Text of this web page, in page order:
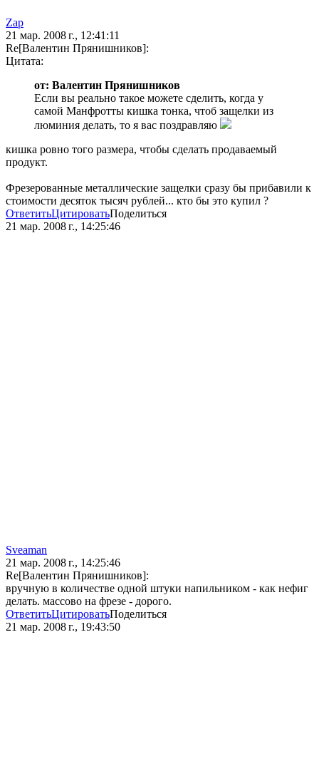
Zap
21 мар. 2008 г., 12:41:11
Re[Валентин Прянишников]:
Цитата:
от: Валентин Прянишников
Если вы реально такое можете сделить, когда у
самой Манфротты кишка тонка, чтоб защелки из
люминия делать, то я вас поздравляю
кишка ровно того размера, чтобы сделать продаваемый
продукт.
Фрезерованные металлические защелки сразу бы прибавили к
стоимости десяток тысяч рублей... кто бы это купил ?
ОтветитьЦитироватьПоделиться
21 мар. 2008 г., 14:25:46
Sveaman
21 мар. 2008 г., 14:25:46
Re[Валентин Прянишников]:
вручную в количестве одной штуки напильником - как нефиг
делать. массово на фрезе - дорого.
ОтветитьЦитироватьПоделиться
21 мар. 2008 г., 19:43:50